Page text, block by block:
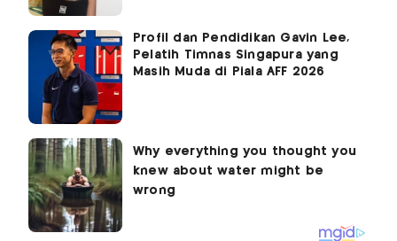
Profil dan Pendidikan Gavin Lee,
Pelatih Timnas Singapura yang
Masih Muda di Piala AFF 2026